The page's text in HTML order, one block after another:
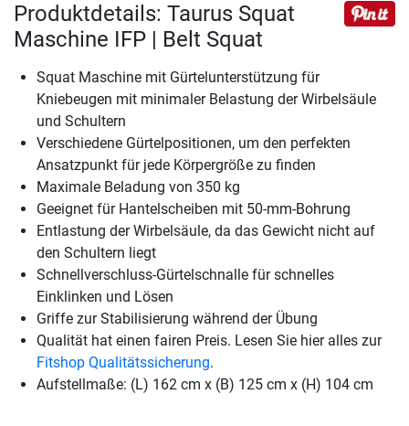
Produktdetails: Taurus Squat
Maschine IFP | Belt Squat
Squat Maschine mit Gürtelunterstützung für
Kniebeugen mit minimaler Belastung der Wirbelsäule
und Schultern
Verschiedene Gürtelpositionen, um den perfekten
Ansatzpunkt für jede Körpergröße zu finden
Maximale Beladung von 350 kg
Geeignet für Hantelscheiben mit 50-mm-Bohrung
Entlastung der Wirbelsäule, da das Gewicht nicht auf
den Schultern liegt
Schnellverschluss-Gürtelschnalle für schnelles
Einklinken und Lösen
Griffe zur Stabilisierung während der Übung
Qualität hat einen fairen Preis. Lesen Sie hier alles zur
Fitshop Qualitätssicherung.
Aufstellmaße: (L) 162 cm x (B) 125 cm x (H) 104 cm